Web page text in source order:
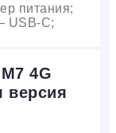
питания;
USB-C;
4G
версия